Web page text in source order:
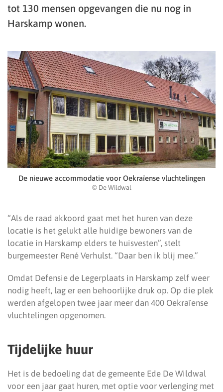
tot 130 mensen opgevangen die nu nog in
Harskamp wonen.
De nieuwe accommodatie voor Oekraïense vluchtelingen
© De Wildwal
“Als de raad akkoord gaat met het huren van deze
locatie is het gelukt alle huidige bewoners van de
locatie in Harskamp elders te huisvesten”, stelt
burgemeester René Verhulst. “Daar ben ik blij mee.”
Omdat Defensie de Legerplaats in Harskamp zelf weer
nodig heeft, lag er een behoorlijke druk op. Op die plek
werden afgelopen twee jaar meer dan 400 Oekraïense
vluchtelingen opgenomen.
Tijdelijke huur
Het is de bedoeling dat de gemeente Ede De Wildwal
voor een jaar gaat huren, met optie voor verlenging met